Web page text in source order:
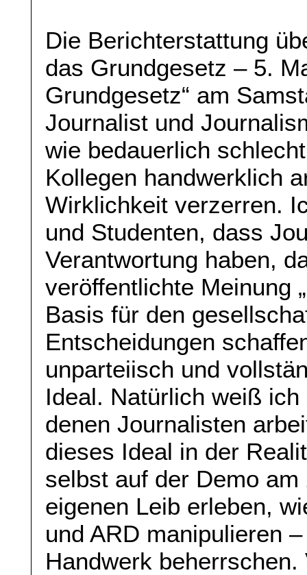
Die Berichterstattung
das Grundgesetz – 5.
Grundgesetz“ am
Journalist und
wie bedauerlich
Kollegen handwerklich
Wirklichkeit verzerren.
und Studenten, dass
Verantwortung haben,
veröffentlichte Meinung
Basis für den
Entscheidungen
unparteiisch und
Ideal. Natürlich weiß
denen Journalisten
dieses Ideal in der
selbst auf der Demo
eigenen Leib erleben,
und ARD manipulieren
Handwerk